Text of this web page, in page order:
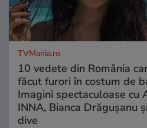
TVMania.ro
10 vedete din România
făcut furori în costum de
Imagini spectaculoase cu
INNA, Bianca Drăgușanu
dive